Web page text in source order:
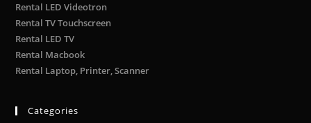
Rental LED Videotron
Rental TV Touchscreen
Rental LED TV
Rental Macbook
Rental Laptop, Printer, Scanner
Categories